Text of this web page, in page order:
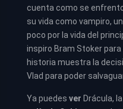
cuenta como se
su vida como vampiro,
poco por la vida del
inspiro Bram Stoker
historia muestra la
Vlad para poder
Ya puedes ver Drácula,